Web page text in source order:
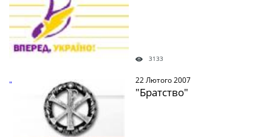
3133
" /> 22 Лютого 2007
"Братство"